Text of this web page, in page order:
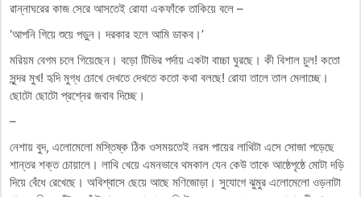
রান্নাঘরের কাজ সেরে আসতেই রোযা একফাঁকে তাকিয়ে বলে –
‘আপনি গিয়ে শুয়ে পড়ুন। দরকার হলে আমি ডাকব।’
মরিয়ম বেগম চলে গিয়েছেন। বড়ো টিভির পর্দায় একটা বাচ্চা ঘুরছে। কী বিশাল চুল! কতো
সুন্দর মুখ! হৃদি মুগ্ধ চোখে দেখতে দেখতে কতো কথা বলছে! রোযা তালে তাল মেলাচ্ছে।
ছোটো ছোটো প্রশ্নের জবাব দিচ্ছে।
–
নেশায় বুদ, এলোমেলো মস্তিষ্ক ঠিক ওসময়তেই নরম পায়ের লাথিটা এসে সোজা পড়েছে
শান্তর শক্ত চোয়ালে। লাথি খেয়ে এমনভাবে থমকাল যেন কেউ তাকে আষ্ঠেপৃষ্ঠে মোটা দড়ি
দিয়ে বেঁধে রেখেছে। অবিশ্বাসে ছেয়ে আছে মণিজোড়া। সুযোগে ঝুমুর এলোমেলো ওড়নাটা